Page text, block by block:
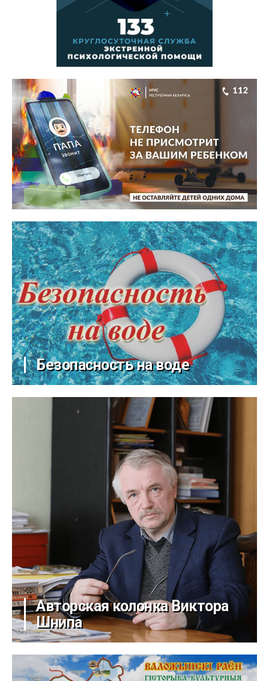
Безопасность на воде
Авторская колонка Виктора
Шнипа